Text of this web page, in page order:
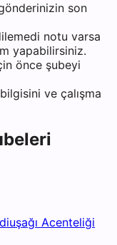
son
notu varsa
yapabilirsiniz.
önce şubeyi
ve çalışma
Acenteliği